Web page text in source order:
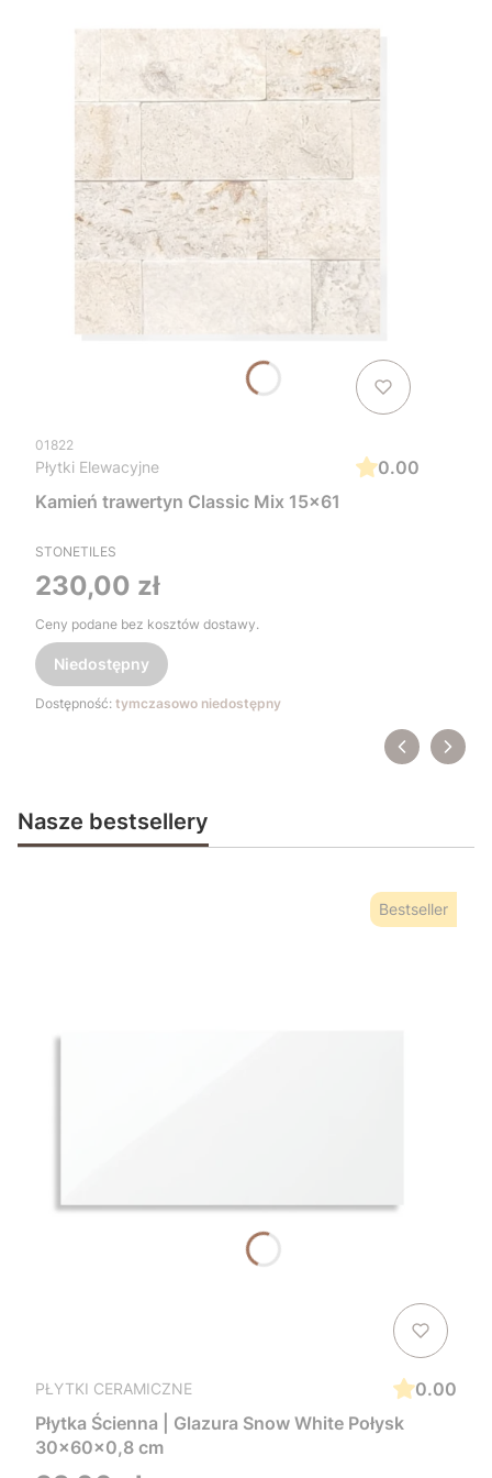
01822
Płytki Elewacyjne
0.00
Kamień trawertyn Classic Mix 15x61
STONETILES
Cena
230,00 zł
Ceny podane bez kosztów dostawy.
Niedostępny
Dostępność: tymczasowo niedostępny
Nasze bestsellery
Bestseller
PŁYTKI CERAMICZNE
0.00
Płytka Ścienna | Glazura Snow White Połysk
30x60x0,8 cm